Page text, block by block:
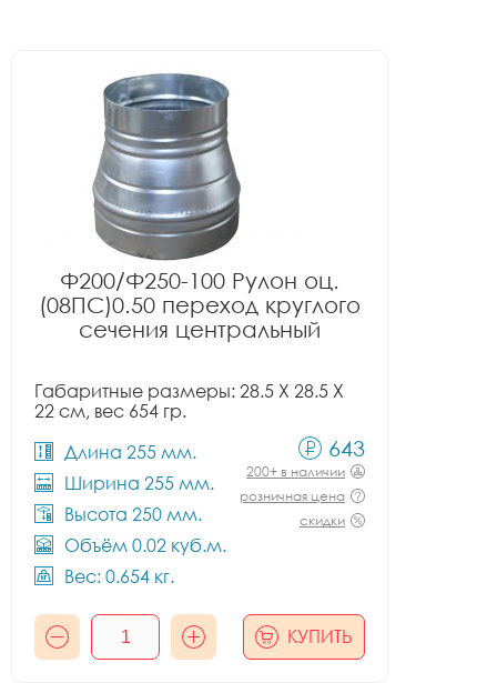
Ф200/Ф250-100 Рулон оц.
(08ПС)0.50 переход круглого
сечения центральный
Габаритные размеры: 28.5 X 28.5 X
22 см, вес 654 гр.
Длина 255 мм.
Ширина 255 мм.
Высота 250 мм.
Объём 0.02 куб.м.
Вес: 0.654 кг.
643
200+ в наличии
розничная цена
скидки
КУПИТЬ